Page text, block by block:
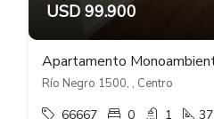
USD 99.900
Río Negro 1500, , Centro
66667 0 1